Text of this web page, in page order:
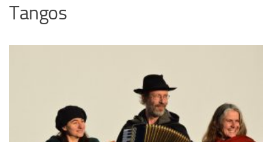
Tangos